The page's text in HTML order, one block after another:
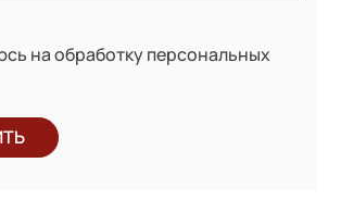
на обработку персональных